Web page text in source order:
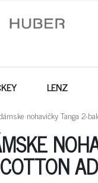
LENZ
nohavičky Tanga 2-